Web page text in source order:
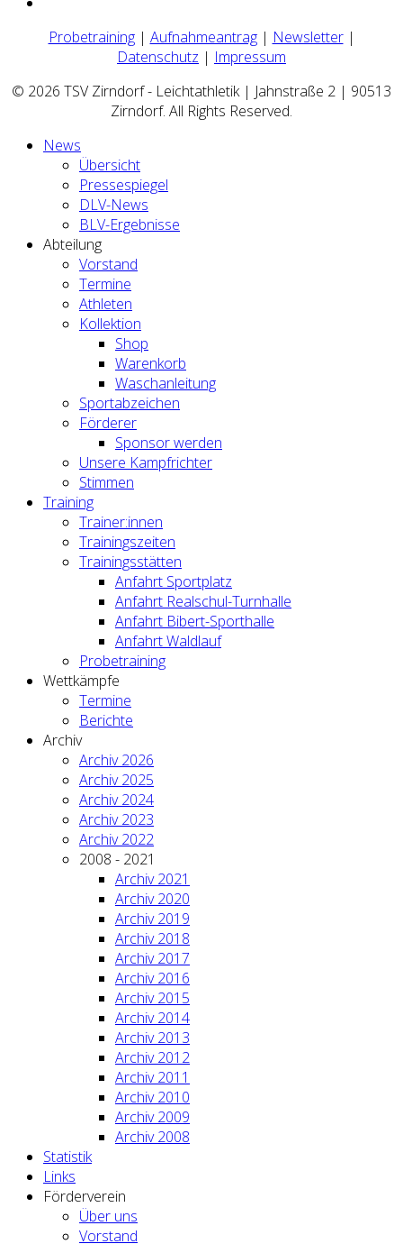
Probetraining| Aufnahmeantrag| Newsletter|
Datenschutz | Impressum
© 2026 TSV Zirndorf - Leichtathletik | Jahnstraße 2 | 90513
Zirndorf. All Rights Reserved.
News
Übersicht
Pressespiegel
DLV-News
BLV-Ergebnisse
Abteilung
Vorstand
Termine
Athleten
Kollektion
Shop
Warenkorb
Waschanleitung
Sportabzeichen
Förderer
Sponsor werden
Unsere Kampfrichter
Stimmen
Training
Trainer:innen
Trainingszeiten
Trainingsstätten
Anfahrt Sportplatz
Anfahrt Realschul-Turnhalle
Anfahrt Bibert-Sporthalle
Anfahrt Waldlauf
Probetraining
Wettkämpfe
Termine
Berichte
Archiv
Archiv 2026
Archiv 2025
Archiv 2024
Archiv 2023
Archiv 2022
2008 - 2021
Archiv 2021
Archiv 2020
Archiv 2019
Archiv 2018
Archiv 2017
Archiv 2016
Archiv 2015
Archiv 2014
Archiv 2013
Archiv 2012
Archiv 2011
Archiv 2010
Archiv 2009
Archiv 2008
Statistik
Links
Förderverein
Über uns
Vorstand